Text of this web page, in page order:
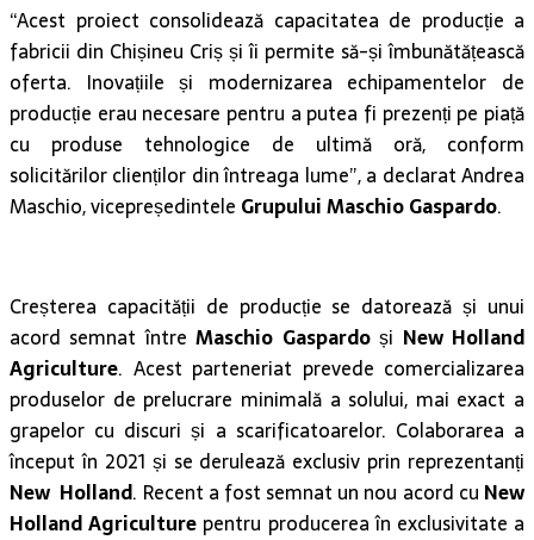
“Acest proiect consolidează capacitatea de producție a
fabricii din Chișineu Criș și îi permite să-și îmbunătățească
oferta. Inovațiile și modernizarea echipamentelor de
producție erau necesare pentru a putea fi prezenți pe piață
cu produse tehnologice de ultimă oră, conform
solicitărilor clienților din întreaga lume”, a declarat Andrea
Maschio, vicepreședintele Grupului Maschio Gaspardo.
Creșterea capacității de producție se datorează și unui
acord semnat întreMaschio Gaspardoși New Holland
Agriculture. Acest parteneriat prevede comercializarea
produselor de prelucrare minimală a solului, mai exact a
grapelor cu discuri și a scarificatoarelor. Colaborarea a
început în 2021 și se derulează exclusiv prin reprezentanți
New Holland. Recent a fost semnat un nou acord cu New
Holland Agriculture pentru producerea în exclusivitate a